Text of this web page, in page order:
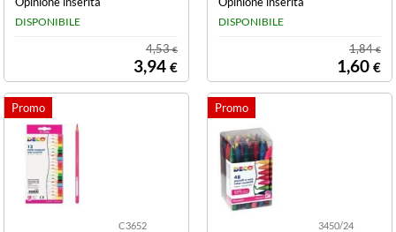
CINI 12CM 119
37 CARBONCI
DISPONIBILE
4,53€
3,94 €
OL. ASS.
DISPONIBILE
1,84€
1,60 €
C3652 3450/24